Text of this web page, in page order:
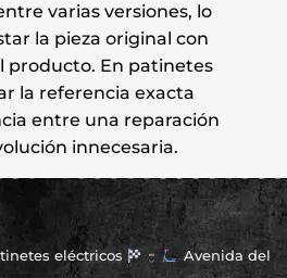
varias versiones, lo
la pieza original con
producto. En patinetes
la referencia exacta
entre una reparación
innecesaria.
eléctricos
Avenida del